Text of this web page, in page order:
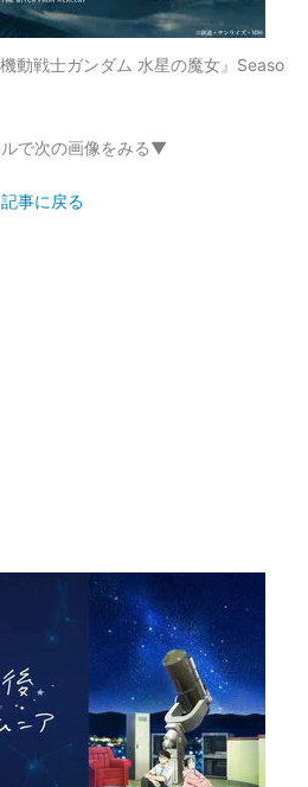
動戦士ガンダム 水星の魔女』Seaso
で次の画像をみる▼
記事に戻る